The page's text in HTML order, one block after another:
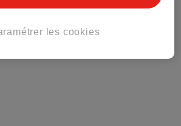
les cookies